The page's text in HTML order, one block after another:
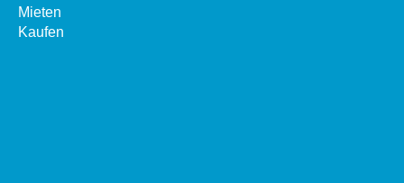
Mieten
Kaufen